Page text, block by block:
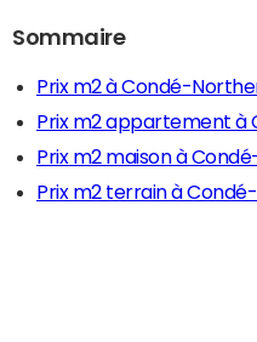
Sommaire
Prix m2 à Condé-
Prix m2 appartement à
Prix m2 maison à
Prix m2 terrain à